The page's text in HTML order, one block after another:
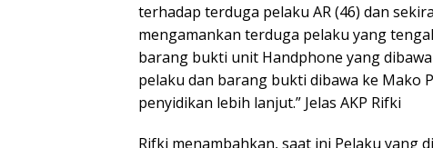
terhadap terduga pelaku AR (46) dan
mengamankan terduga pelaku yang
barang bukti unit Handphone yang
pelaku dan barang bukti dibawa ke Mako
penyidikan lebih lanjut.” Jelas AKP Rifki
Rifki menambahkan, saat ini Pelaku yang